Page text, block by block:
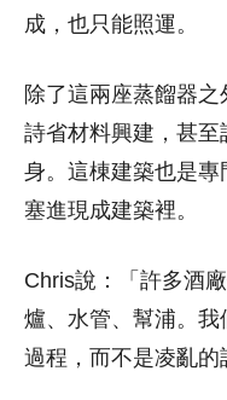
成，也只能照運。
除了這兩座蒸餾器
詩省材料興建，甚
身。這棟建築也是
塞進現成建築裡。
Chris說：「許多酒
爐、水管、幫浦。
過程，而不是凌亂的